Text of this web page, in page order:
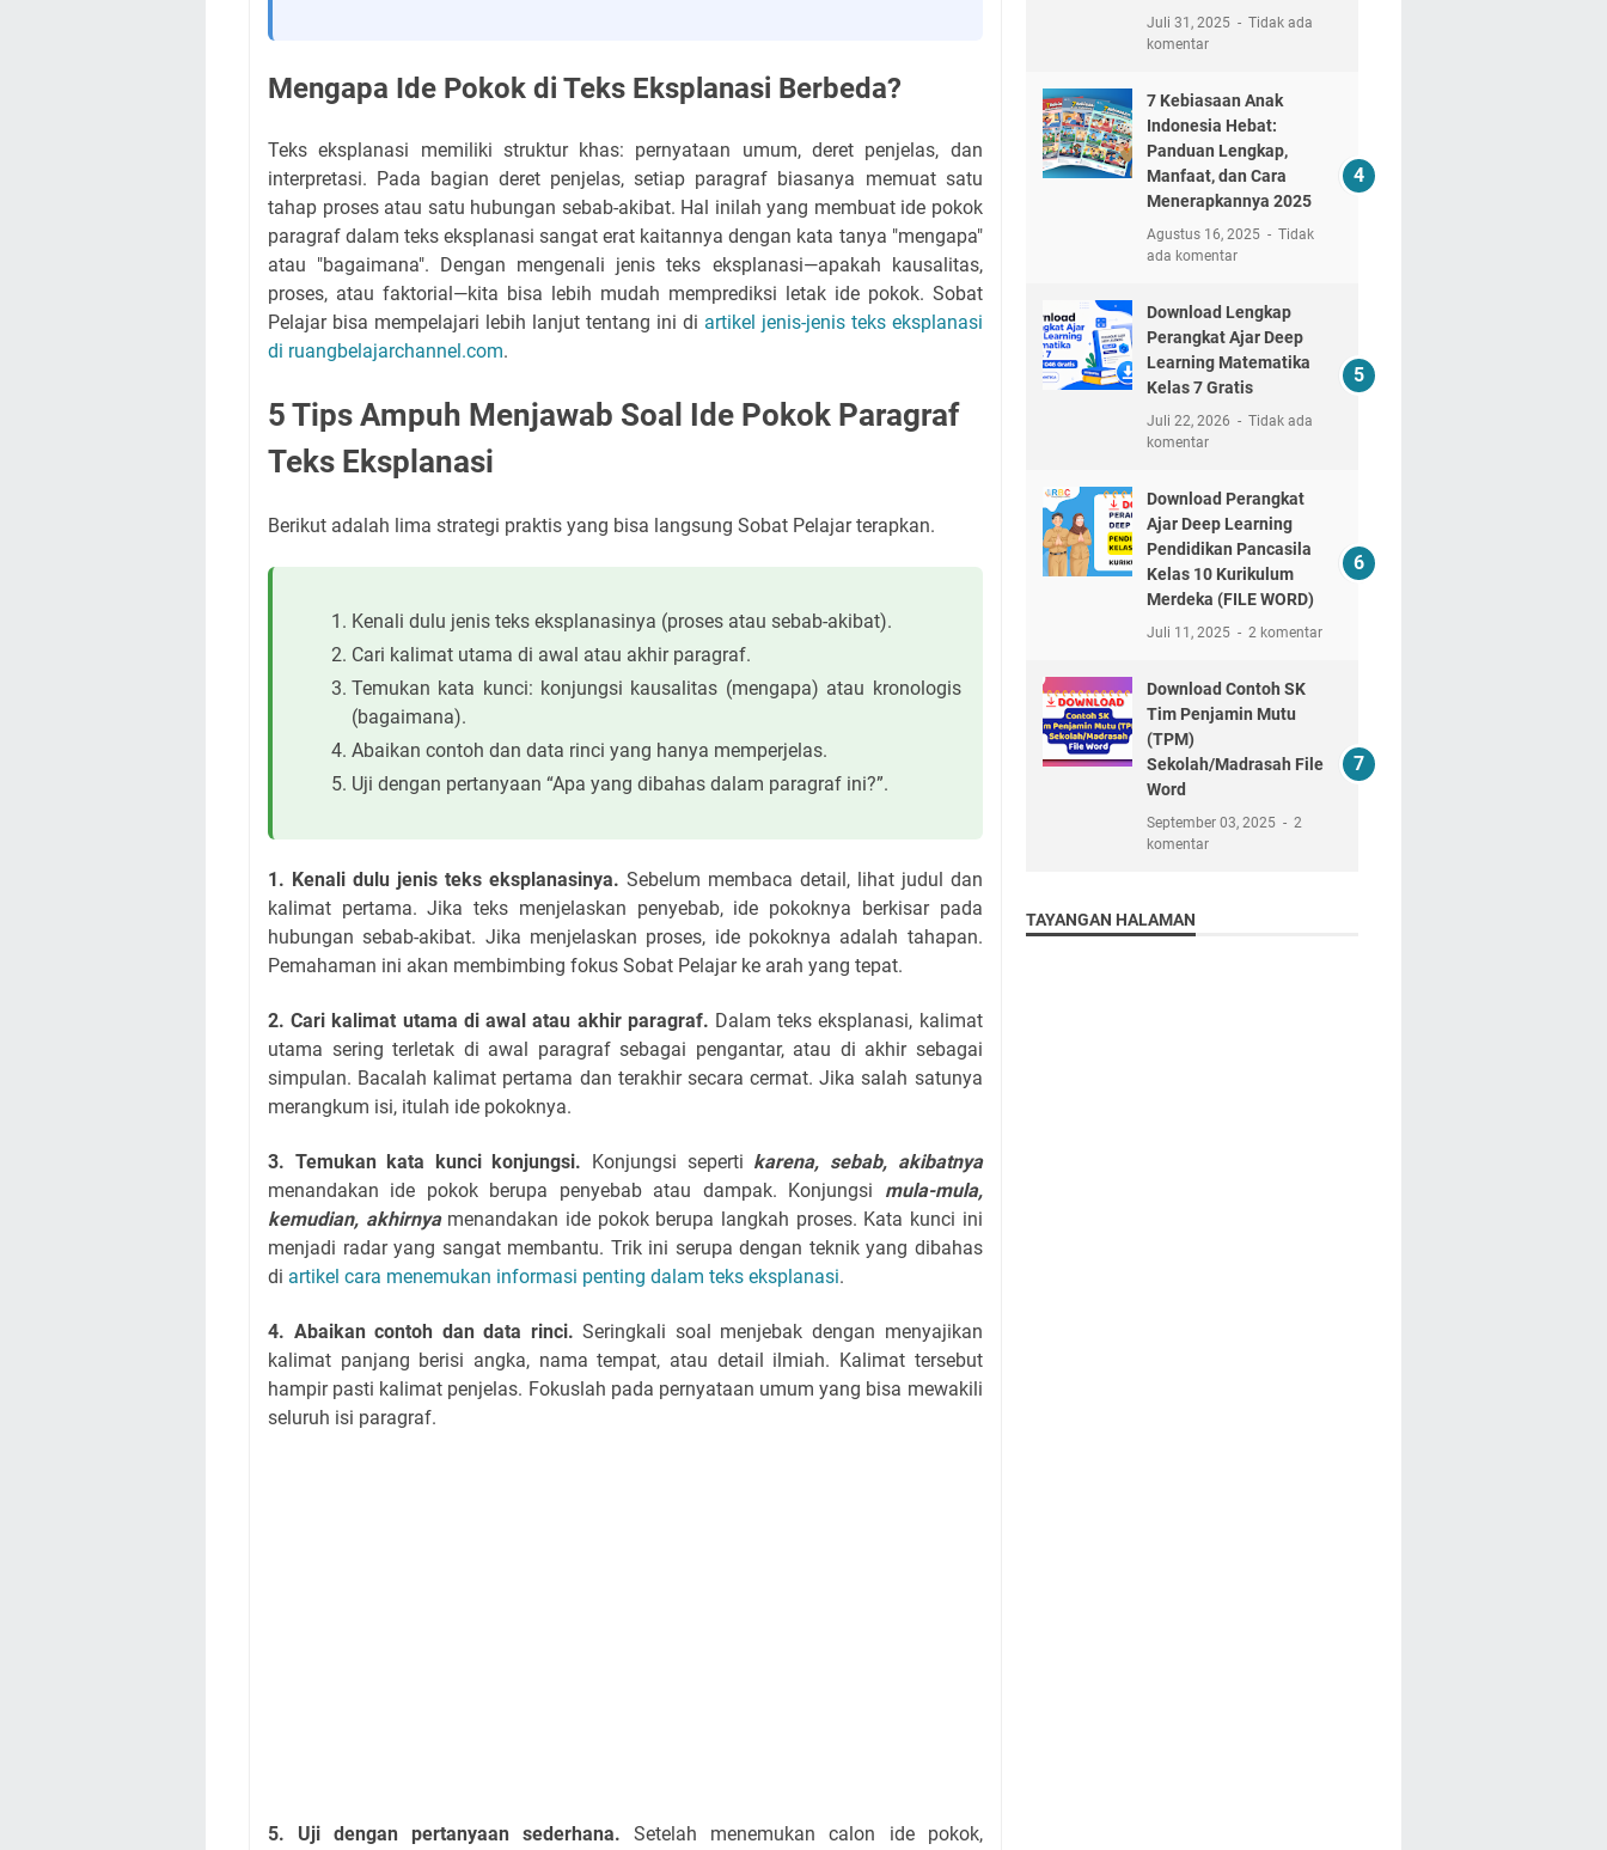
Mengapa Ide Pokok di Teks Eksplanasi Berbeda?
Teks eksplanasi memiliki struktur khas: pernyataan umum, deret penjelas, dan
interpretasi. Pada bagian deret penjelas, setiap paragraf biasanya memuat satu
tahap proses atau satu hubungan sebab-akibat. Hal inilah yang membuat ide pokok
paragraf dalam teks eksplanasi sangat erat kaitannya dengan kata tanya "mengapa"
atau "bagaimana". Dengan mengenali jenis teks eksplanasi—apakah kausalitas,
proses, atau faktorial—kita bisa lebih mudah memprediksi letak ide pokok. Sobat
Pelajar bisa mempelajari lebih lanjut tentang ini di artikel jenis-jenis teks eksplanasi
di ruangbelajarchannel.com.
5 Tips Ampuh Menjawab Soal Ide Pokok Paragraf
Teks Eksplanasi
Berikut adalah lima strategi praktis yang bisa langsung Sobat Pelajar terapkan.
Kenali dulu jenis teks eksplanasinya (proses atau sebab-akibat).
Cari kalimat utama di awal atau akhir paragraf.
Temukan kata kunci: konjungsi kausalitas (mengapa) atau kronologis
(bagaimana).
Abaikan contoh dan data rinci yang hanya memperjelas.
Uji dengan pertanyaan “Apa yang dibahas dalam paragraf ini?”.
1. Kenali dulu jenis teks eksplanasinya. Sebelum membaca detail, lihat judul dan
kalimat pertama. Jika teks menjelaskan penyebab, ide pokoknya berkisar pada
hubungan sebab-akibat. Jika menjelaskan proses, ide pokoknya adalah tahapan.
Pemahaman ini akan membimbing fokus Sobat Pelajar ke arah yang tepat.
2. Cari kalimat utama di awal atau akhir paragraf. Dalam teks eksplanasi, kalimat
utama sering terletak di awal paragraf sebagai pengantar, atau di akhir sebagai
simpulan. Bacalah kalimat pertama dan terakhir secara cermat. Jika salah satunya
merangkum isi, itulah ide pokoknya.
3. Temukan kata kunci konjungsi. Konjungsi seperti karena, sebab, akibatnya
menandakan ide pokok berupa penyebab atau dampak. Konjungsi mula-mula,
kemudian, akhirnyamenandakan ide pokok berupa langkah proses. Kata kunci ini
menjadi radar yang sangat membantu. Trik ini serupa dengan teknik yang dibahas
di artikel cara menemukan informasi penting dalam teks eksplanasi.
4. Abaikan contoh dan data rinci. Seringkali soal menjebak dengan menyajikan
kalimat panjang berisi angka, nama tempat, atau detail ilmiah. Kalimat tersebut
hampir pasti kalimat penjelas. Fokuslah pada pernyataan umum yang bisa mewakili
seluruh isi paragraf.
5. Uji dengan pertanyaan sederhana. Setelah menemukan calon ide pokok,
Juli 31, 2025
Tidak ada
komentar
7 Kebiasaan Anak
Indonesia Hebat:
Panduan Lengkap,
Manfaat, dan Cara
Menerapkannya 2025
Agustus 16, 2025
Tidak
ada komentar
Download Lengkap
Perangkat Ajar Deep
Learning Matematika
Kelas 7 Gratis
Juli 22, 2026
Tidak ada
komentar
Download Perangkat
Ajar Deep Learning
Pendidikan Pancasila
Kelas 10 Kurikulum
Merdeka (FILE WORD)
Juli 11, 2025 2 komentar
Download Contoh SK
Tim Penjamin Mutu
(TPM)
Sekolah/Madrasah File
Word
September 03, 2025
2
komentar
TAYANGAN HALAMAN